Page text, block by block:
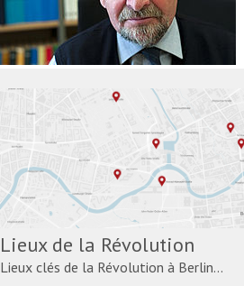
Lieux de la Révolution
Lieux clés de la Révolution à Berlin...